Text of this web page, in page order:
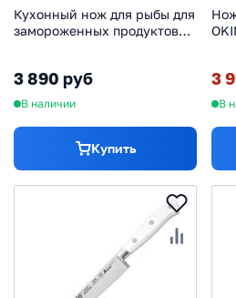
Кухонный нож для рыбы для
замороженных продуктов
3 890 руб
В наличии
Купить
3
В